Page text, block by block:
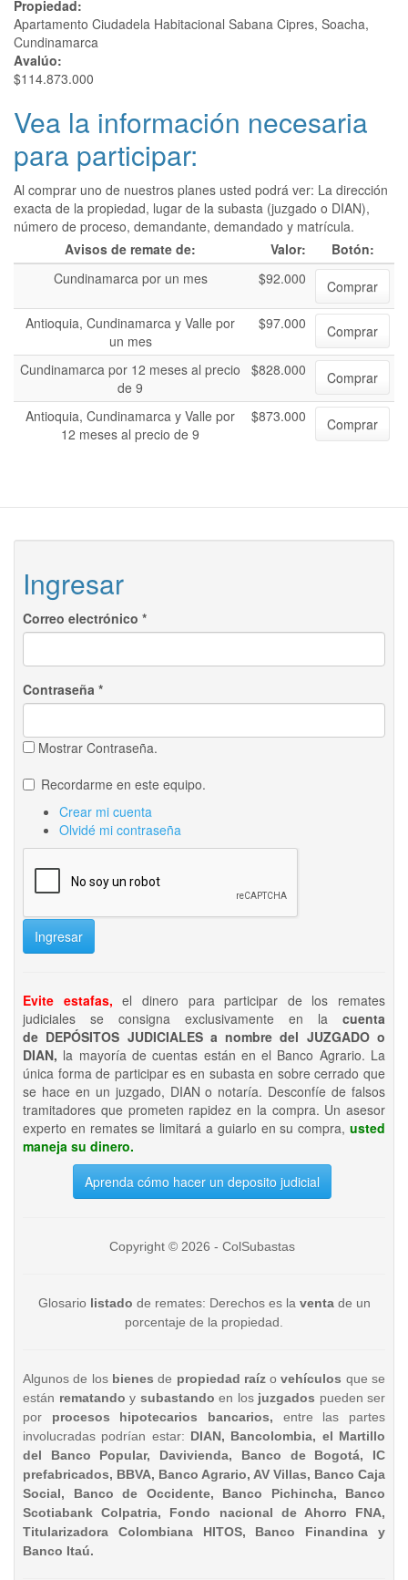
Propiedad:
Apartamento Ciudadela Habitacional Sabana Cipres, Soacha,
Cundinamarca
Avalúo:
$114.873.000
Vea la información necesaria
para participar:
Al comprar uno de nuestros planes usted podrá ver: La dirección
exacta de la propiedad, lugar de la subasta (juzgado o DIAN),
número de proceso, demandante, demandado y matrícula.
Avisos de remate de:
Valor:
Botón:
Cundinamarca por un mes
$92.000
Comprar
Antioquia, Cundinamarca y Valle por
un mes
$97.000 Comprar
Cundinamarca por 12 meses al precio
de 9
$828.000 Comprar
Antioquia, Cundinamarca y Valle por
12 meses al precio de 9
$873.000 Comprar
Ingresar
Correo electrónico *
Contraseña *
Mostrar Contraseña.
Recordarme en este equipo.
Crear mi cuenta
Olvidé mi contraseña
Ingresar
Evite estafas, el dinero para participar de los remates
judiciales se consigna exclusivamente en la cuenta
de DEPÓSITOS JUDICIALES a nombre del JUZGADO o
DIAN, la mayoría de cuentas están en el Banco Agrario. La
única forma de participar es en subasta en sobre cerrado que
se hace en un juzgado, DIAN o notaría. Desconfíe de falsos
tramitadores que prometen rapidez en la compra. Un asesor
experto en remates se limitará a guiarlo en su compra, usted
maneja su dinero.
Aprenda cómo hacer un deposito judicial
Copyright © 2026 - ColSubastas
Glosario listado de remates: Derechos es la ventade un
porcentaje de la propiedad.
Algunos de los bienesde propiedad raízo vehículos que se
están rematando y subastando en los juzgados pueden ser
por procesos hipotecarios bancarios, entre las partes
involucradas podrían estar: DIAN, Bancolombia, el Martillo
del Banco Popular, Davivienda, Banco de Bogotá, IC
prefabricados, BBVA, Banco Agrario, AV Villas, Banco Caja
Social, Banco de Occidente, Banco Pichincha, Banco
Scotiabank Colpatria, Fondo nacional de Ahorro FNA,
Titularizadora Colombiana HITOS, Banco Finandina y
Banco Itaú.